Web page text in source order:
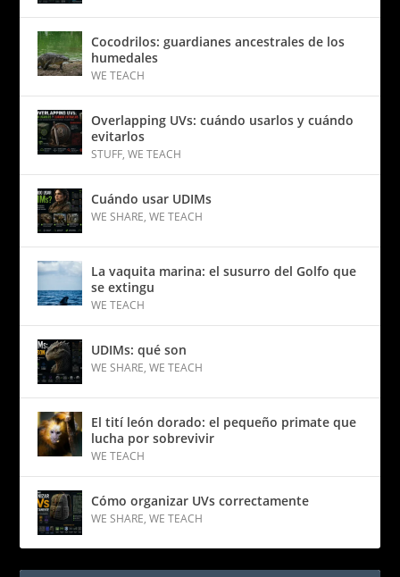
Cocodrilos: guardianes ancestrales de los
humedales
WE TEACH
Overlapping UVs: cuándo usarlos y cuándo
evitarlos
STUFF,WE TEACH
Cuándo usar UDIMs
WE SHARE,WE TEACH
La vaquita marina: el susurro del Golfo que
se extingu
WE TEACH
UDIMs: qué son
WE SHARE,WE TEACH
El tití león dorado: el pequeño primate que
lucha por sobrevivir
WE TEACH
Cómo organizar UVs correctamente
WE SHARE,WE TEACH